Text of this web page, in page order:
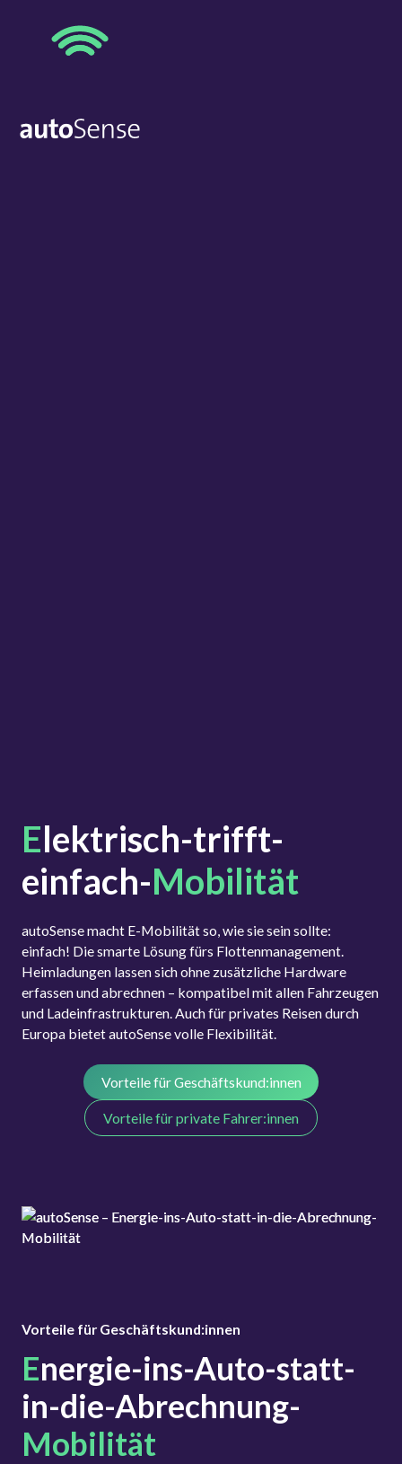
Elektrisch-trifft-
einfach-Mobilität
autoSense macht E-Mobilität so, wie sie sein sollte:
einfach! Die smarte Lösung fürs Flottenmanagement.
Heimladungen lassen sich ohne zusätzliche Hardware
erfassen und abrechnen – kompatibel mit allen Fahrzeugen
und Ladeinfrastrukturen. Auch für privates Reisen durch
Europa bietet autoSense volle Flexibilität.
Vorteile für Geschäftskund:innen
Vorteile für private Fahrer:innen
Vorteile für Geschäftskund:innen
Energie-ins-Auto-statt-
in-die-Abrechnung-
Mobilität